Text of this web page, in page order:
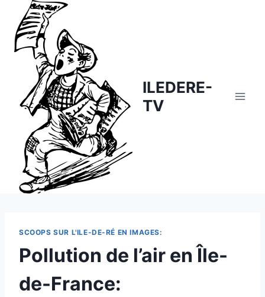
content
ILEDERE-
TV
SCOOPS SUR L'ILE-DE-RÉ EN IMAGES:
Pollution de l’air en Île-
de-France: